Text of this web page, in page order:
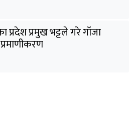
प्रदेश प्रमुख भट्टले गरे गाँजा